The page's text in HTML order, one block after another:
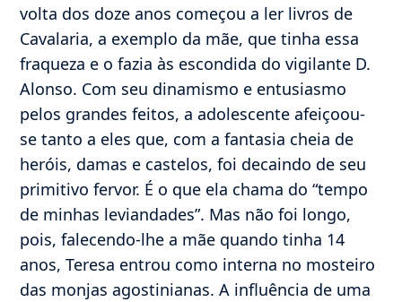
volta dos doze anos começou a ler livros de
Cavalaria, a exemplo da mãe, que tinha essa
fraqueza e o fazia às escondida do vigilante D.
Alonso. Com seu dinamismo e entusiasmo
pelos grandes feitos, a adolescente afeiçoou-
se tanto a eles que, com a fantasia cheia de
heróis, damas e castelos, foi decaindo de seu
primitivo fervor. É o que ela chama do “tempo
de minhas leviandades”. Mas não foi longo,
pois, falecendo-lhe a mãe quando tinha 14
anos, Teresa entrou como interna no mosteiro
das monjas agostinianas. A influência de uma